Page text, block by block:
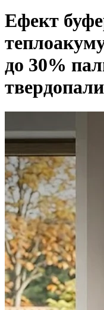
Ефект
до 30%